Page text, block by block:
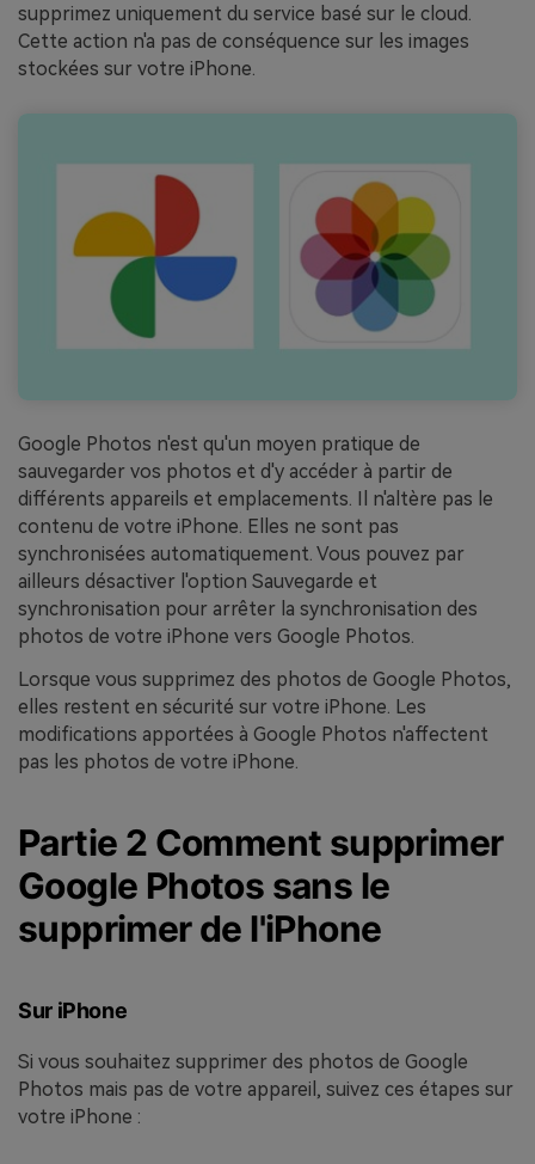
supprimez uniquement du service basé sur le cloud.
Cette action n'a pas de conséquence sur les images
stockées sur votre iPhone.
Google Photos n'est qu'un moyen pratique de
sauvegarder vos photos et d'y accéder à partir de
différents appareils et emplacements. Il n'altère pas le
contenu de votre iPhone. Elles ne sont pas
synchronisées automatiquement. Vous pouvez par
ailleurs désactiver l'option Sauvegarde et
synchronisation pour arrêter la synchronisation des
photos de votre iPhone vers Google Photos.
Lorsque vous supprimez des photos de Google Photos,
elles restent en sécurité sur votre iPhone. Les
modifications apportées à Google Photos n'affectent
pas les photos de votre iPhone.
Partie 2 Comment supprimer
Google Photos sans le
supprimer de l'iPhone
Sur iPhone
Si vous souhaitez supprimer des photos de Google
Photos mais pas de votre appareil, suivez ces étapes sur
votre iPhone :